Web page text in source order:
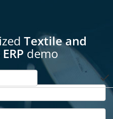
Textile and
demo
done